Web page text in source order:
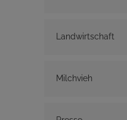
Landwirtschaft
Milchvieh